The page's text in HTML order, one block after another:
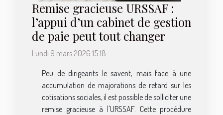
Remise gracieuse URSSAF :
l’appui d’un cabinet de gestion
de paie peut tout changer
Lundi 9 mars 2026 15:18
Peu de dirigeants le savent, mais face à une
accumulation de majorations de retard sur les
cotisations sociales, il est possible de solliciter une
remise gracieuse à l'URSSAF. Cette procédure